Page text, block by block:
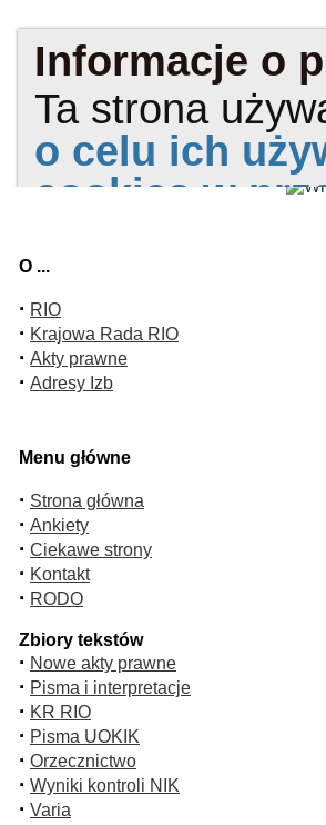
O ...
· RIO
· Krajowa Rada RIO
· Akty prawne
· Adresy Izb
Menu główne
· Strona główna
· Ankiety
· Ciekawe strony
· Kontakt
· RODO
Zbiory tekstów
· Nowe akty prawne
· Pisma i interpretacje
· KR RIO
· Pisma UOKIK
· Orzecznictwo
· Wyniki kontroli NIK
· Varia